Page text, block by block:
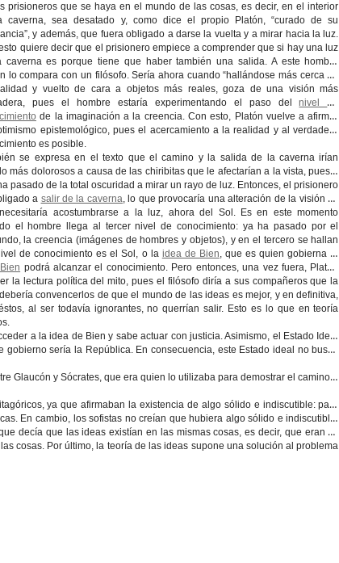
prisioneros que se haya en el mundo de las cosas, es decir, en el interior
caverna, sea desatado y, como dice el propio Platón, “curado de su
”, y además, que fuera obligado a darse la vuelta y a mirar hacia la luz.
quiere decir que el prisionero empiece a comprender que si hay una luz
caverna es porque tiene que haber también una salida. A este hombre
lo compara con un filósofo. Sería ahora cuando “hallándose más cerca de
y vuelto de cara a objetos más reales, goza de una visión más
pues el hombre estaría experimentando el paso delnivel de
de la imaginación a la creencia. Con esto, Platón vuelve a afirmar
epistemológico, pues el acercamiento a la realidad y al verdadero
es posible.
se expresa en el texto que el camino y la salida de la caverna irían
más dolorososa causa de las chiribitasque le afectarían a la vista, puesto
pasado de la totaloscuridad a mirar un rayo de luz. Entonces, el prisionero
a salir de la caverna, lo que provocaría una alteración de la visión ya
acostumbrarse a la luz, ahora del Sol . Es en este momento
el hombre llega al tercer nivel de conocimiento: ya ha pasado por el
la creencia (imágenes de hombres y objetos), y en el tercero se hallan
de conocimiento es el Sol, o la idea de Bien, que es quien gobierna el
podrá alcanzar el conocimiento. Pero entonces, una vez fuera, Platón
la lectura política del mito, pues el filósofo diría a sus compañeros que la
convencerlos de que el mundo de las ideas es mejor, y en definitiva,
al ser todavía ignorantes, no querrían salir. Esto es lo que en teoría
a la idea de Bien y sabe actuar con justicia. Asimismo, el Estado Ideal
gobierno sería la República. En consecuencia, este Estado ideal no busca
Glaucón y Sócrates, que era quien lo utilizaba para demostrar el camino a
, ya que afirmaban la existencia de algo sólido e indiscutible: para
En cambio, lossofistas no creían que hubiera algo sólido e indiscutible.
decía que las ideas existían en las mismas cosas, es decir, que eran su
cosas. Por último, la teoría de las ideas supone una solución al problema